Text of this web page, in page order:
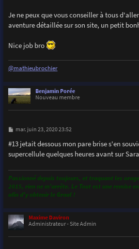
Je ne peux que vous conseiller à tous
aventure détaillée sur son site, un petit
Nice job bro
@mathieubrochier
Benjamin Porée
Nouveau membre
M
s
s
a
mar. juin 23, 2020 23:52
#13 jetait dessous mon pare brise s'en
supercellule quelques heures avant sur
Passionné depuis toujours, et traquant les
2015, rien ne m’arrête. Le Tout est une remise
afin d'y obtenir le Graal !
Maxime Daviron
Administrateur - Site Admin